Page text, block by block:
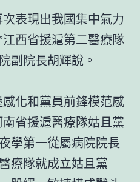
表現出我國集中氣力
西省援滬第二醫療隊
副院長胡輝說。
化和黨員前鋒模范感
省援滬醫療隊姑且黨
學第一從屬病院院長
療隊就成立姑且黨